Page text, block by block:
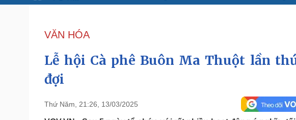
Đảng
Tổ chức nhân sự
Quốc hội
Nhận diện sự thật
Dấu ấn VOV
Hồ sơ
Pháp luật
Thể thao
VĂN HÓA
Lễ hội Cà phê Buôn Ma Thuột lần
đợi
Thứ Năm, 21:26, 13/03/2025